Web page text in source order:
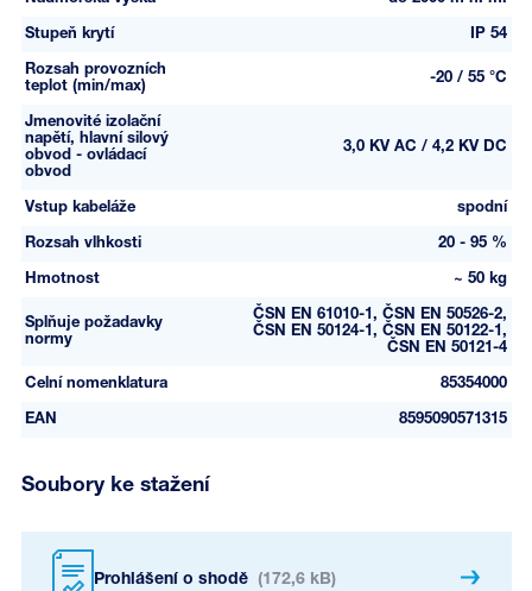
Stupeň krytí IP 54
Rozsah provozních
teplot (min/max)
-20 / 55 °C
Jmenovité izolační
napětí, hlavní silový
obvod - ovládací
obvod
3,0 KV AC / 4,2 KV DC
Vstup kabeláže spodní
Rozsah vlhkosti 20 - 95 %
Hmotnost ~ 50 kg
Splňuje požadavky
normy
ČSN EN 61010-1, ČSN EN 50526-2,
ČSN EN 50124-1, ČSN EN 50122-1,
ČSN EN 50121-4
Celní nomenklatura 85354000
EAN 8595090571315
Soubory ke stažení
Prohlášení o shodě (172,6 kB)